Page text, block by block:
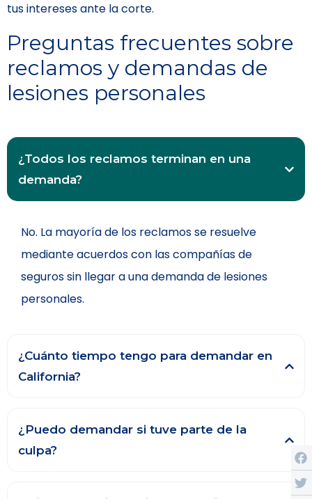
tus intereses ante la corte.
Preguntas frecuentes sobre
reclamos y demandas de
lesiones personales
¿Todos los reclamos terminan en una
demanda?
No. La mayoría de los reclamos se resuelve
mediante acuerdos con las compañías de
seguros sin llegar a una demanda de lesiones
personales.
¿Cuánto tiempo tengo para demandar en
California?
¿Puedo demandar si tuve parte de la
culpa?